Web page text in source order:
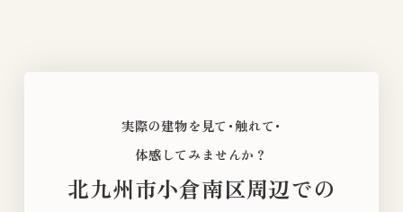
実際の建物を見て･触れて･
体感してみませんか？
北九州市小倉南区周辺での